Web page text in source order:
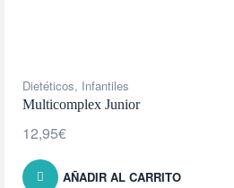
Dietéticos, Infantiles
Multicomplex Junior
12,95€
AÑADIR AL CARRITO